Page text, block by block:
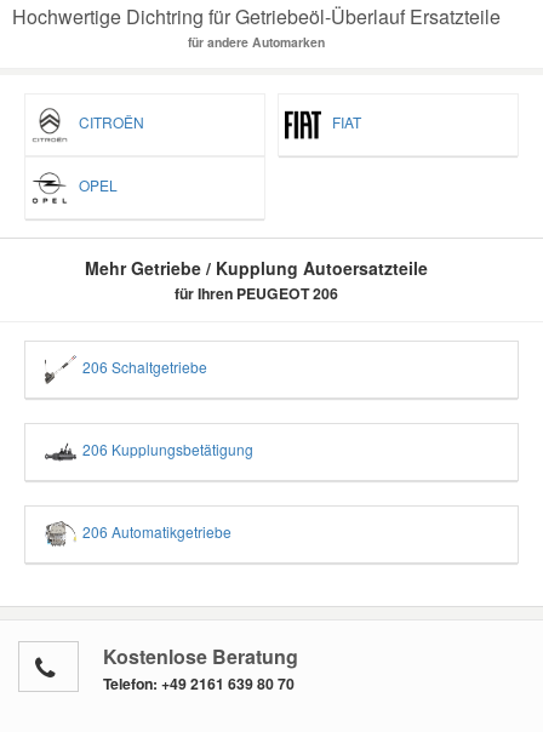
Hochwertige Dichtring für Getriebeöl-Überlauf Ersatzteile
für andere Automarken
CITROËN FIAT
OPEL
Mehr Getriebe / Kupplung Autoersatzteile
für Ihren PEUGEOT 206
206 Schaltgetriebe
206 Kupplungsbetätigung
206 Automatikgetriebe
Kostenlose Beratung
Telefon: +49 2161 639 80 70